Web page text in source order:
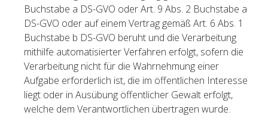
Buchstabe a DS-GVO oder Art. 9 Abs. 2 Buchstabe a
DS-GVO oder auf einem Vertrag gemäß Art. 6 Abs. 1
Buchstabe b DS-GVO beruht und die Verarbeitung
mithilfe automatisierter Verfahren erfolgt, sofern die
Verarbeitung nicht für die Wahrnehmung einer
Aufgabe erforderlich ist, die im öffentlichen Interesse
liegt oder in Ausübung öffentlicher Gewalt erfolgt,
welche dem Verantwortlichen übertragen wurde.